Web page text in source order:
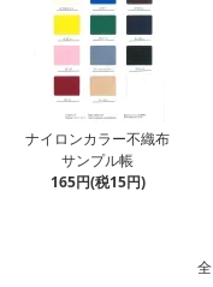
ナイロンカラー不織布
サンプル帳
165円(税15円)
全